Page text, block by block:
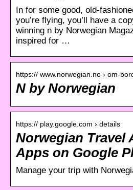
In for some good, old-
you’re flying, you’ll have a
winning n by Norwegian
inspired for …
https:// www.norwegian.no › om-
N by Norwegian
https:// play.google.com › details
Norwegian Travel
Apps on Google
Manage your trip with